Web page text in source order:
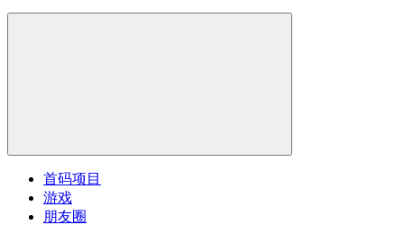
首码项目
游戏
朋友圈